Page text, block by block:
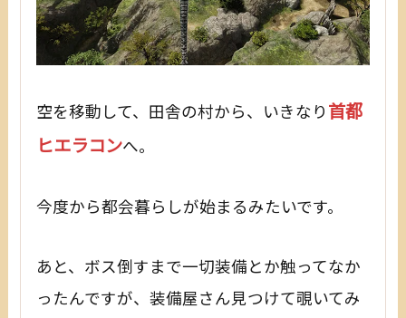
空を移動して、田舎の村から、いきなり 首都
ヒエラコンへ。
今度から都会暮らしが始まるみたいです。
あと、ボス倒すまで一切装備とか触ってなか
ったんですが、装備屋さん見つけて覗いてみ